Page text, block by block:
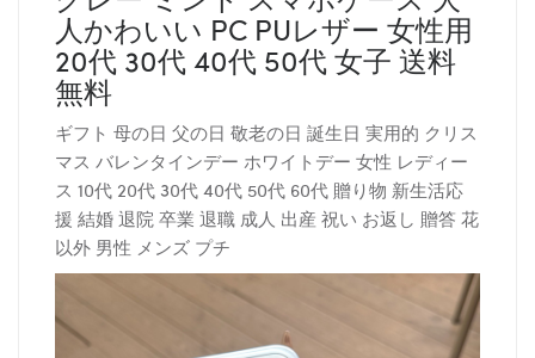
人かわいい PC PUレザー 女性用
20代 30代 40代 50代 女子 送料
無料
ギフト 母の日 父の日 敬老の日 誕生日 実用的 クリス
マス バレンタインデー ホワイトデー 女性 レディー
ス 10代 20代 30代 40代 50代 60代 贈り物 新生活応
援 結婚 退院 卒業 退職 成人 出産 祝い お返し 贈答 花
以外 男性 メンズ プチ